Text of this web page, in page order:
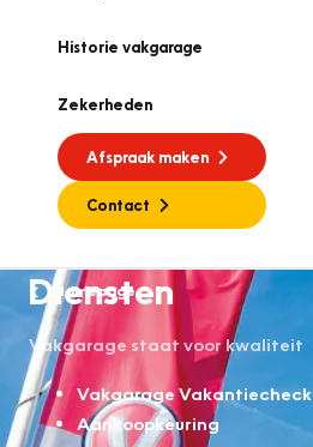
Historie vakgarage
Zekerheden
Afspraak maken
Contact
Homepage
Diensten
Vakgarage staat voor kwaliteit
Vakgarage Vakantiecheck
Aankoopkeuring